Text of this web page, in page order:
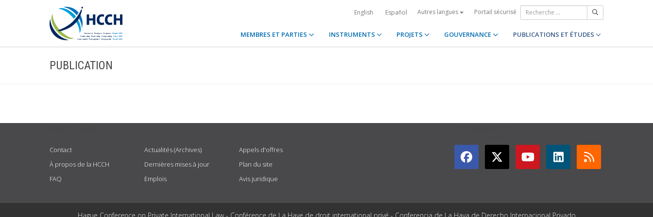
English Español Autres langues Portail sécurisé
MEMBRES ET PARTIES INSTRUMENTS PROJETS GOUVERNANCE PUBLICATIONS ET ÉTUDES
PUBLICATION
Contact
À propos de la HCCH
FAQ
Actualités (Archives)
Dernières mises à jour
Emplois
Appels d'offres
Plan du site
Avis juridique